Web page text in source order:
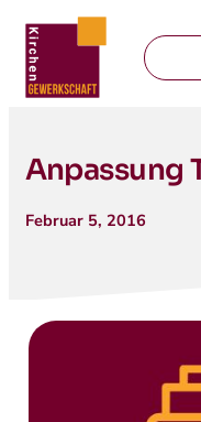
Anpassung
Februar 5, 2016